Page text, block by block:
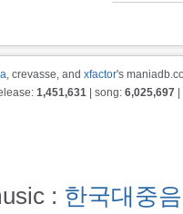
, crevasse, and xfactor's
1,451,631 | song: 6,025,697
: 한국대중